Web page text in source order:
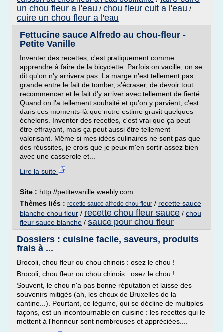
un chou fleur a l'eau / chou fleur cuit a l'eau /
cuire un chou fleur a l'eau
Fettucine sauce Alfredo au chou-fleur -
Petite Vanille
Inventer des recettes, c'est pratiquement comme
apprendre à faire de la bicyclette. Parfois on vacille, on se
dit qu'on n'y arrivera pas. La marge n'est tellement pas
grande entre le fait de tomber, s'écraser, de devoir tout
recommencer et le fait d'y arriver avec tellement de fierté.
Quand on l'a tellement souhaité et qu'on y parvient, c'est
dans ces moments-là que notre estime gravit quelques
échelons. Inventer des recettes, c'est vrai que ça peut
être effrayant, mais ça peut aussi être tellement
valorisant. Même si mes idées culinaires ne sont pas que
des réussites, je crois que je peux m'en sortir assez bien
avec une casserole et...
Lire la suite
Site : http://petitevanille.weebly.com
Thèmes liés : recette sauce alfredo chou fleur / recette sauce
blanche chou fleur / recette chou fleur sauce / chou
fleur sauce blanche / sauce pour chou fleur
Dossiers : cuisine facile, saveurs, produits
frais à ...
Brocoli, chou fleur ou chou chinois : osez le chou !
Brocoli, chou fleur ou chou chinois : osez le chou !
Souvent, le chou n'a pas bonne réputation et laisse des
souvenirs mitigés (ah, les choux de Bruxelles de la
cantine...). Pourtant, ce légume, qui se décline de multiples
façons, est un incontournable en cuisine : les recettes qui le
mettent à l'honneur sont nombreuses et appréciées....